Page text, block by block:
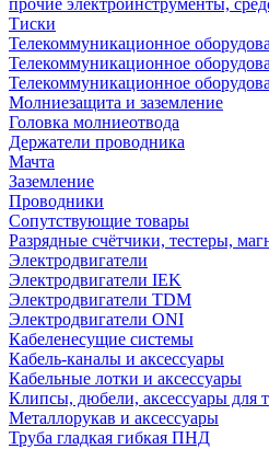
прочие электроинструменты,
Тиски
Телекоммуникационное
Телекоммуникационное
Телекоммуникационное
Молниезащита и заземление
Головка молниеотвода
Держатели проводника
Мачта
Заземление
Проводники
Сопутствующие товары
Разрядные счётчики, тестеры,
Электродвигатели
Электродвигатели IEK
Электродвигатели TDM
Электродвигатели ONI
Кабеленесущие системы
Кабель-каналы и аксессуары
Кабельные лотки и аксессуары
Клипсы, дюбели, аксессуары для
Металлорукав и аксессуары
Труба гладкая гибкая ПНД